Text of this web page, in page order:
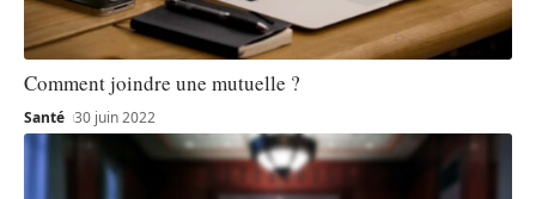
Comment joindre une mutuelle ?
Santé 30 juin 2022